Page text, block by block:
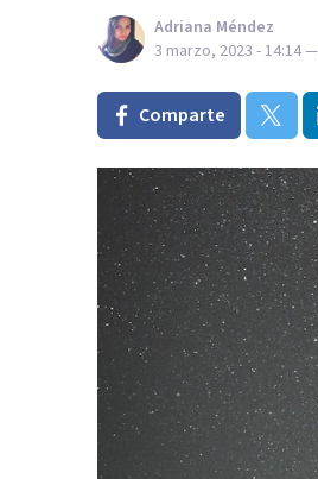
Adriana Méndez
3 marzo, 2023 - 14:14—
Comparte